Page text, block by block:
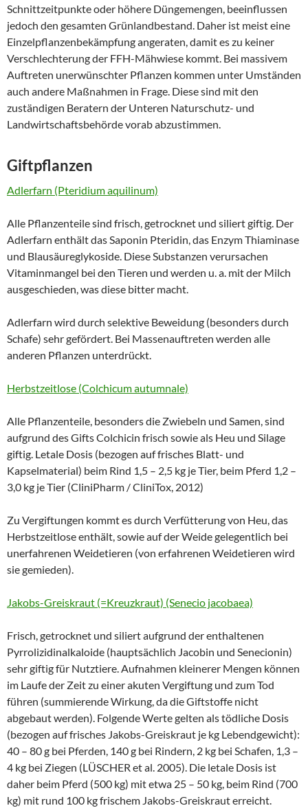
Schnittzeitpunkte oder höhere Düngemengen, beeinflussen
jedoch den gesamten Grünlandbestand. Daher ist meist eine
Einzelpflanzenbekämpfung angeraten, damit es zu keiner
Verschlechterung der FFH-Mähwiese kommt. Bei massivem
Auftreten unerwünschter Pflanzen kommen unter Umständen
auch andere Maßnahmen in Frage. Diese sind mit den
zuständigen Beratern der Unteren Naturschutz- und
Landwirtschaftsbehörde vorab abzustimmen.
Giftpflanzen
Adlerfarn (Pteridium aquilinum)
Alle Pflanzenteile sind frisch, getrocknet und siliert giftig. Der
Adlerfarn enthält das Saponin Pteridin, das Enzym Thiaminase
und Blausäureglykoside. Diese Substanzen verursachen
Vitaminmangel bei den Tieren und werden u. a. mit der Milch
ausgeschieden, was diese bitter macht.
Adlerfarn wird durch selektive Beweidung (besonders durch
Schafe) sehr gefördert. Bei Massenauftreten werden alle
anderen Pflanzen unterdrückt.
Herbstzeitlose (Colchicum autumnale)
Alle Pflanzenteile, besonders die Zwiebeln und Samen, sind
aufgrund des Gifts Colchicin frisch sowie als Heu und Silage
giftig. Letale Dosis (bezogen auf frisches Blatt- und
Kapselmaterial) beim Rind 1,5 – 2,5 kg je Tier, beim Pferd 1,2 –
3,0 kg je Tier (CliniPharm / CliniTox, 2012)
Zu Vergiftungen kommt es durch Verfütterung von Heu, das
Herbstzeitlose enthält, sowie auf der Weide gelegentlich bei
unerfahrenen Weidetieren (von erfahrenen Weidetieren wird
sie gemieden).
Jakobs-Greiskraut (=Kreuzkraut) (Senecio jacobaea)
Frisch, getrocknet und siliert aufgrund der enthaltenen
Pyrrolizidinalkaloide (hauptsächlich Jacobin und Senecionin)
sehr giftig für Nutztiere. Aufnahmen kleinerer Mengen können
im Laufe der Zeit zu einer akuten Vergiftung und zum Tod
führen (summierende Wirkung, da die Giftstoffe nicht
abgebaut werden). Folgende Werte gelten als tödliche Dosis
(bezogen auf frisches Jakobs-Greiskraut je kg Lebendgewicht):
40 – 80 g bei Pferden, 140 g bei Rindern, 2 kg bei Schafen, 1,3 –
4 kg bei Ziegen (LÜSCHER et al. 2005). Die letale Dosis ist
daher beim Pferd (500 kg) mit etwa 25 – 50 kg, beim Rind (700
kg) mit rund 100 kg frischem Jakobs-Greiskraut erreicht.